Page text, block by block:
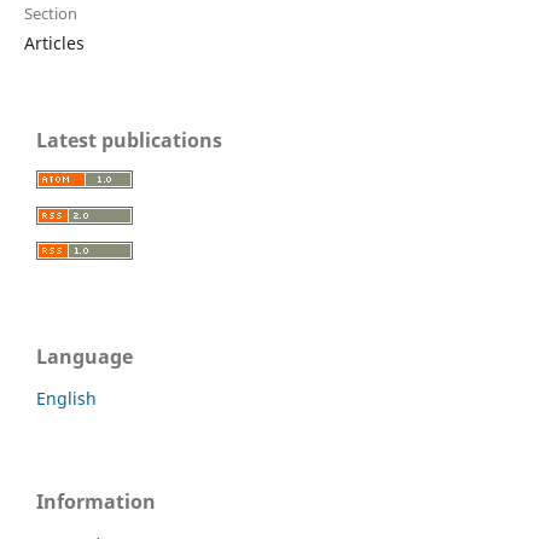
Section
Articles
Latest publications
Language
English
Information